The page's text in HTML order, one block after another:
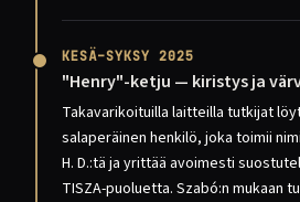
KESÄ–SYKSY 2025
"Henry"-ketju — kiristys ja
Takavarikoituilla laitteilla tutkijat
salaperäinen henkilö, joka toimii
H. D.:tä ja yrittää avoimesti
TISZA-puoluetta. Szabó:n mukaan